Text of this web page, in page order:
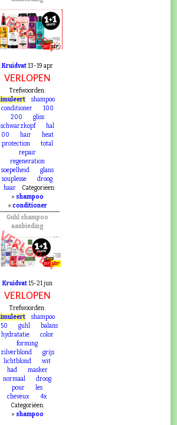
VERLOPEN
Kruidvat13-19 apr
VERLOPEN
Trefwoorden:
shampoo
conditioner
100
200
gliss
schwarzkopf
hal
00
hair
heat
protection
total
repair
regeneration
soepelheid
glans
souplesse
droog
haar
Categoriëen:
» shampoo
» conditioner
Guhl shampoo
aanbieding
Kruidvat15-21 jun
VERLOPEN
Trefwoorden:
shampoo
guhl
balans
hydratatie
color
forming
zilverblond
grijs
lichtblond
wit
had
masker
normaal
droog
pour
les
cheveux
4x
Categoriëen:
» shampoo